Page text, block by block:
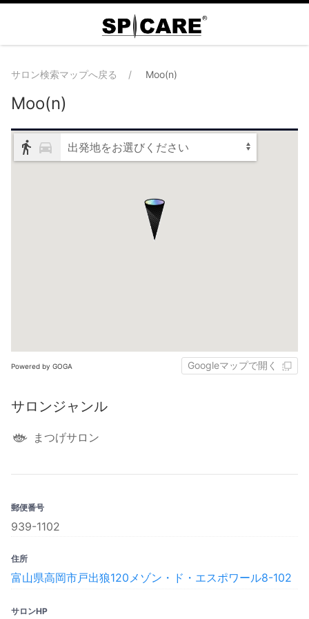
サロン検索マップへ戻る Moo(n)
Moo(n)
出発地をお選びください
Powered by GOGA Googleマップで開く
サロンジャンル
まつげサロン
郵便番号
939-1102
住所
富山県高岡市戸出狼120メゾン・ド・エスポワール8-102
サロンHP